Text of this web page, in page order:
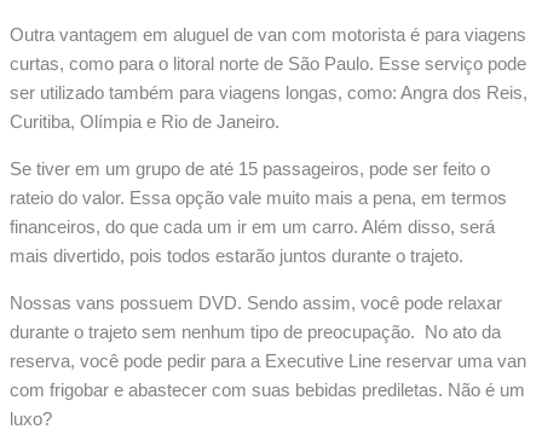
Outra vantagem em aluguel de van com motorista é para viagens
curtas, como para o litoral norte de São Paulo. Esse serviço pode
ser utilizado também para viagens longas, como: Angra dos Reis,
Curitiba, Olímpia e Rio de Janeiro.
Se tiver em um grupo de até 15 passageiros, pode ser feito o
rateio do valor. Essa opção vale muito mais a pena, em termos
financeiros, do que cada um ir em um carro. Além disso, será
mais divertido, pois todos estarão juntos durante o trajeto.
Nossas vans possuem DVD. Sendo assim, você pode relaxar
durante o trajeto sem nenhum tipo de preocupação. No ato da
reserva, você pode pedir para a Executive Line reservar uma van
com frigobar e abastecer com suas bebidas prediletas. Não é um
luxo?